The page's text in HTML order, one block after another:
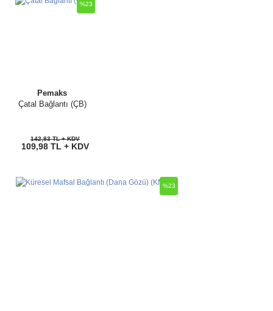
Pemaks
Çatal Bağlantı (ÇB)
%23
142,83 TL + KDV
109,98 TL + KDV
%23